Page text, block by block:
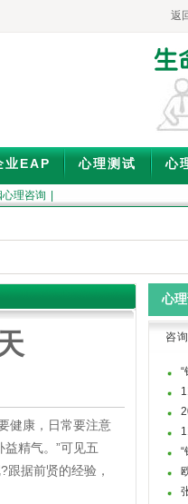
返
业EAP 心理测试 心
心理咨询
健康，日常要注意
精气。”可见五
据前贤的经验，
心
咨